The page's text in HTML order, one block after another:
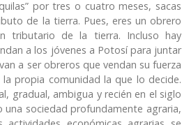
por tres o cuatro meses, sacas
de la tierra. Pues, eres un obrero
tributario de la tierra. Incluso hay
a los jóvenes a Potosí para juntar
a ser obreros que vendan su fuerza
propia comunidad la que lo decide.
gradual, ambigua y recién en el siglo
una sociedad profundamente agraria,